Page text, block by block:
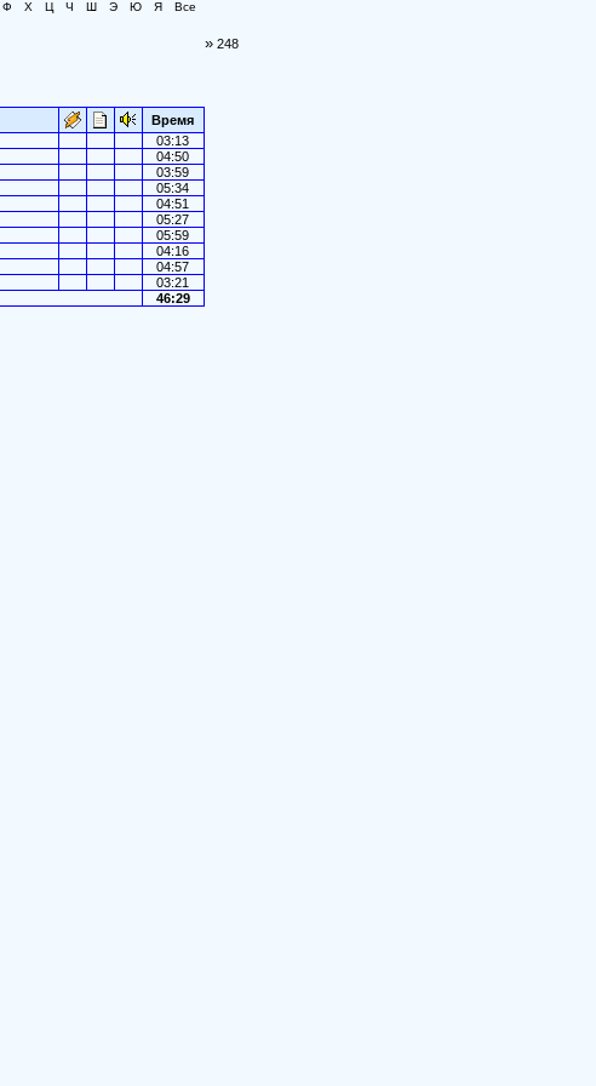
Ф Х Ц Ч Ш Э Ю Я Все
» 248
Время
03:13
04:50
03:59
05:34
04:51
05:27
05:59
04:16
04:57
03:21
46:29